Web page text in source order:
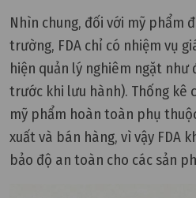
Nhìn chung, đối với mỹ phẩm
trường, FDA chỉ có nhiệm vụ
hiện quản lý nghiêm ngặt
trước khi lưu hành). Thống kê
mỹ phẩm hoàn toàn phụ
xuất và bán hàng, vì vậy FDA
bảo độ an toàn cho các sản